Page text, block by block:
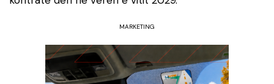
MARKETING